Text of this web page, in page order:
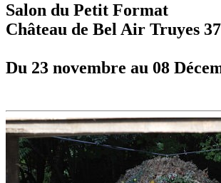
Salon du Petit Format
Château de Bel Air Truyes
Du 23 novembre au 08